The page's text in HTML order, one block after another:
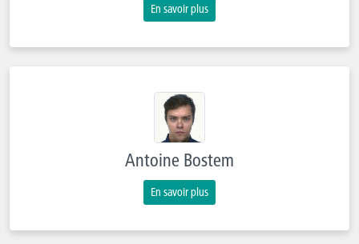
En savoir plus
Antoine Bostem
En savoir plus